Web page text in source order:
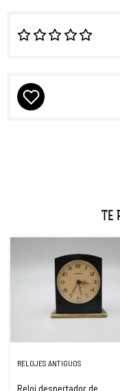
Te
RELOJES ANTIGUOS
Reloj despertador de